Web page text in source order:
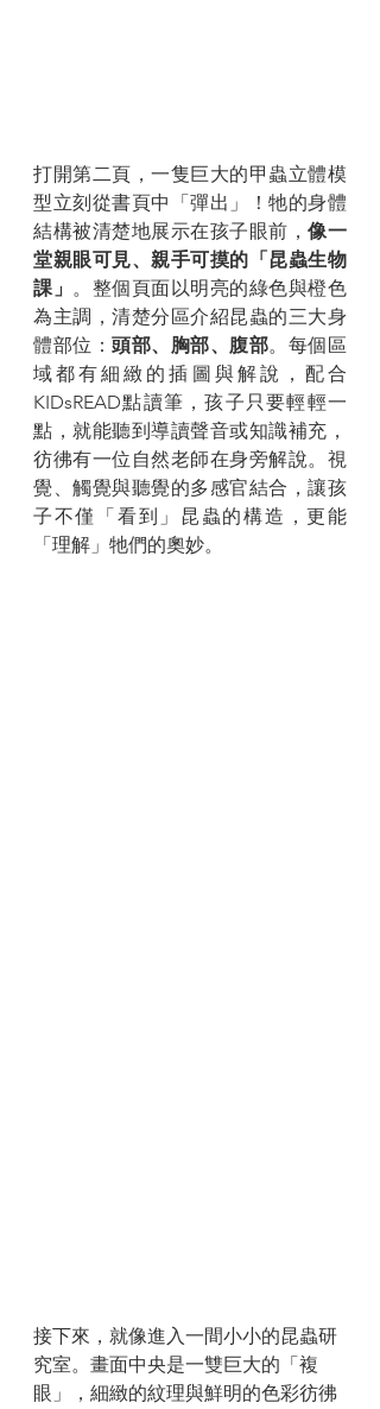
打開第二頁，一隻巨大的甲蟲立體模
型立刻從書頁中「彈出」！牠的身體
結構被清楚地展示在孩子眼前，像一
堂親眼可見、親手可摸的「昆蟲生物
課」 。整個頁面以明亮的綠色與橙色
為主調，清楚分區介紹昆蟲的三大身
體部位：頭部、胸部、腹部。每個區
域都有細緻的插圖與解說，配合
KIDsREAD點讀筆，孩子只要輕輕一
點，就能聽到導讀聲音或知識補充，
彷彿有一位自然老師在身旁解說。視
覺、觸覺與聽覺的多感官結合，讓孩
子不僅「看到」昆蟲的構造，更能
「理解」牠們的奧妙。
接下來，就像進入一間小小的昆蟲研
究室。畫面中央是一雙巨大的「複
眼」，細緻的紋理與鮮明的色彩彷彿